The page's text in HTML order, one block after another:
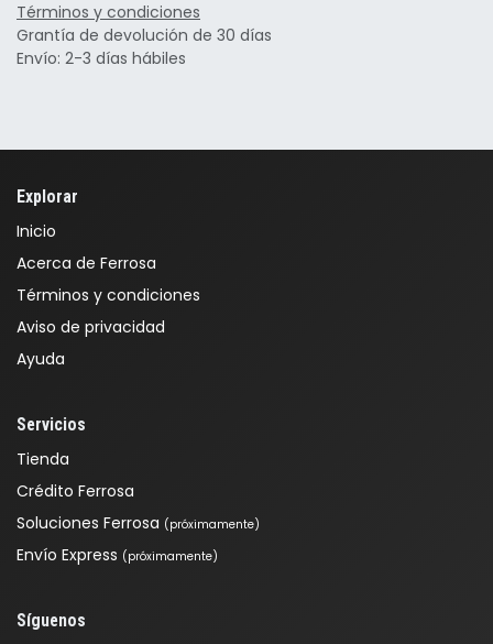
Términos y condiciones
Grantía de devolución de 30 días
Envío: 2-3 días hábiles
Explorar
Inicio
Acerca de Ferrosa
Términos y condiciones
Aviso de privacidad
Ayuda
Servicios
Tienda
Crédito Ferrosa
Soluciones Ferrosa (próximamente)
Envío Express (próximamente)
Síguenos